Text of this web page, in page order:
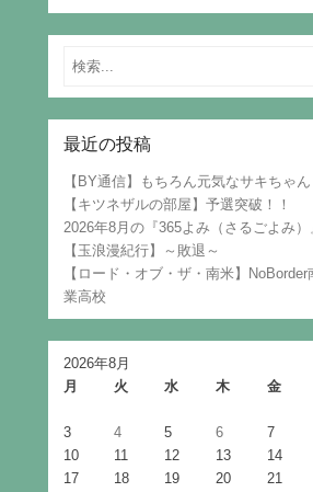
Search
最近の投稿
【BY通信】もちろん元気なサキちゃん
【キツネザルの部屋】予選突破！！
2026年8月の『365よみ（さるごよみ）
【玉浪漫紀行】～敗退～
【ロード・オブ・ザ・南米】
業高校
2026年8月
月
火 水 木 金
3
4 5 6 7
10
11 12 13 14
17
18 19 20 21